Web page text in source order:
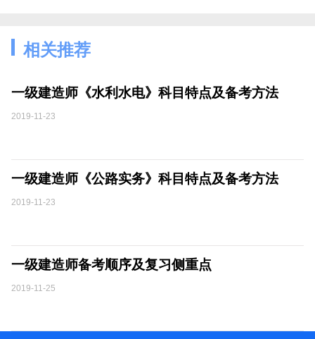
相关推荐
一级建造师《水利水电》科目特点及备考方法
2019-11-23
一级建造师《公路实务》科目特点及备考方法
2019-11-23
一级建造师备考顺序及复习侧重点
2019-11-25